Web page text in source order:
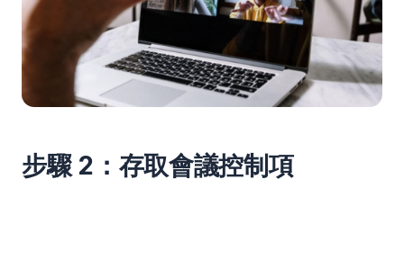
步驟 2：存取會議控制項